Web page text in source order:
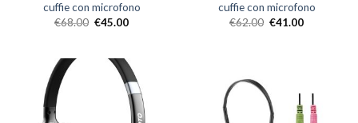
cuffie con microfono
€68.00 €45.00
cuffie con microfono
€62.00 €41.00